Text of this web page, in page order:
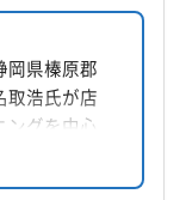
) 尾張旭市
) 北設楽郡設楽町
豊根村
昭和区
三島市
沼津市
岡県榛原郡
取浩氏が店
ングを中心
を飼って
、丁寧な作